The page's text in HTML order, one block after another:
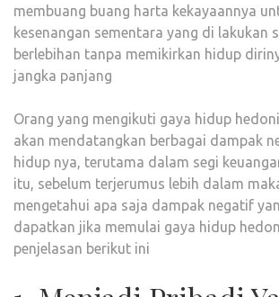
membuang buang harta kekayaannya
kesenangan sementara yang di lakukan
berlebihan tanpa memikirkan hidup
jangka panjang
Orang yang mengikuti gaya hidup
akan mendatangkan berbagai dampak
hidup nya, terutama dalam segi
itu, sebelum terjerumus lebih dalam
mengetahui apa saja dampak negatif
dapatkan jika memulai gaya hidup
penjelasan berikut ini